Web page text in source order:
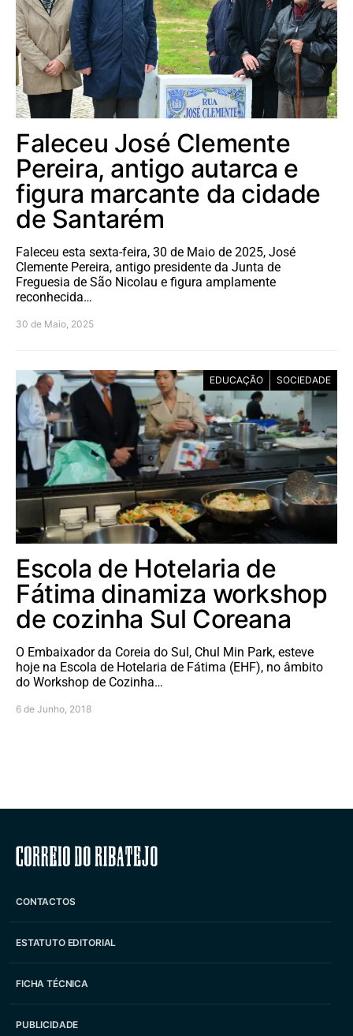
Faleceu José Clemente
Pereira, antigo autarca e
figura marcante da cidade
de Santarém
Faleceu esta sexta-feira, 30 de Maio de 2025, José
Clemente Pereira, antigo presidente da Junta de
Freguesia de São Nicolau e figura amplamente
reconhecida…
30 de Maio, 2025
EDUCAÇÃO SOCIEDADE
Escola de Hotelaria de
Fátima dinamiza workshop
de cozinha Sul Coreana
O Embaixador da Coreia do Sul, Chul Min Park, esteve
hoje na Escola de Hotelaria de Fátima (EHF), no âmbito
do Workshop de Cozinha…
6 de Junho, 2018
Correio do Ribatejo
CONTACTOS
ESTATUTO EDITORIAL
FICHA TÉCNICA
PUBLICIDADE